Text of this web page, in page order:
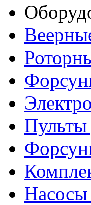
Пульты
Насосы